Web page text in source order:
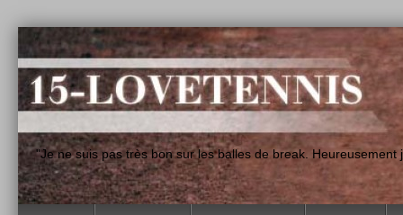
"Je ne suis pas très bon sur les balles de break.